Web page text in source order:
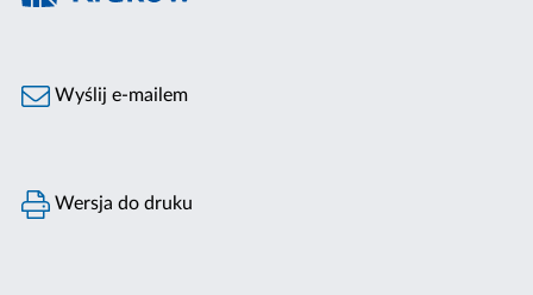
Wyślij e-mailem
Wersja do druku